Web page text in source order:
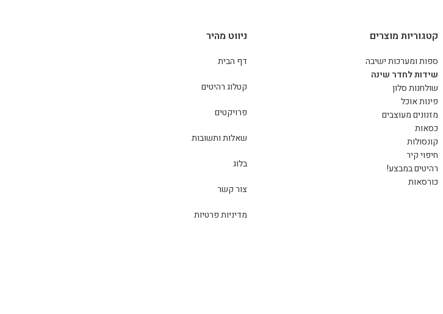
קטגוריות מוצרים
ספות ומערכות ישיבה
שידות לחדר שינה
שולחנות סלון
פינות אוכל
מזנונים מעוצבים
כסאות
קונסולות
חיפוי קיר
רהיטים במבצע!
כורסאות
ניווט מהיר
דף הבית
קטלוג רהיטים
פרויקטים
שאלות ותשובות
בלוג
צור קשר
מדיניות פרטיות